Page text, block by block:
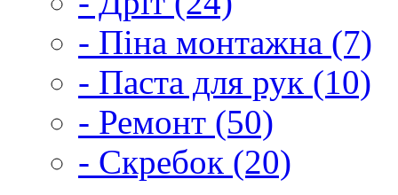
- Піна монтажна (7)
- Паста для рук (10)
- Ремонт (50)
- Скребок (20)